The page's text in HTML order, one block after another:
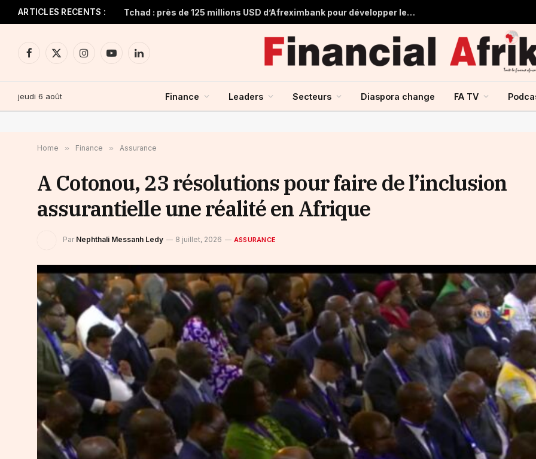
ARTICLES RECENTS : Tchad : près de 125 millions USD d’Afreximbank pour développer les infrastructures et le commerce
Facebook
X
InstagramYouTubeLinkedIn
jeudi 6 août Finance Leaders Secteurs Diaspora change FA TV
Home » Finance » Assurance
A Cotonou, 23 résolutions pour faire de l’inclusion
assurantielle une réalité en Afrique
Par Nephthali Messanh Ledy 8 juillet, 2026 ASSURANCE